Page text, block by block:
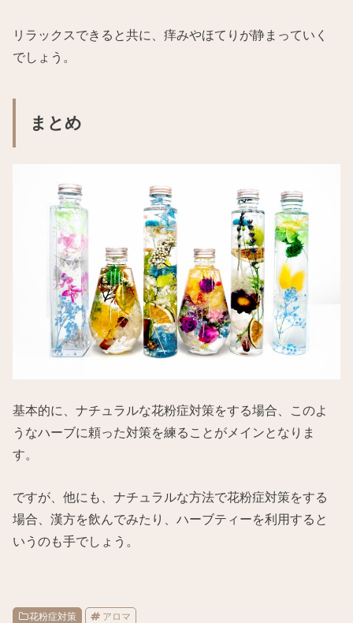
リラックスできると共に、痒みやほてりが静まっていく
でしょう。
まとめ
基本的に、ナチュラルな花粉症対策をする場合、このよ
うなハーブに頼った対策を練ることがメインとなりま
す。
ですが、他にも、ナチュラルな方法で花粉症対策をする
場合、漢方を飲んでみたり、ハーブティーを利用すると
いうのも手でしょう。
花粉症対策 アロマ